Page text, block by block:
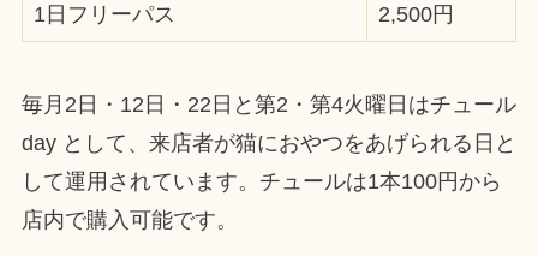
1日フリーパス 2,500円
毎月2日・12日・22日と第2・第4火曜日はチュール
day として、来店者が猫におやつをあげられる日と
して運用されています。チュールは1本100円から
店内で購入可能です。